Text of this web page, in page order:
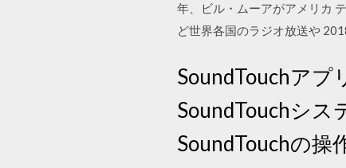
年、ビル・ムーアがアメリカ
ど世界各国のラジオ放送や
SoundTouchアプ
SoundTouchシ
SoundTouchの操